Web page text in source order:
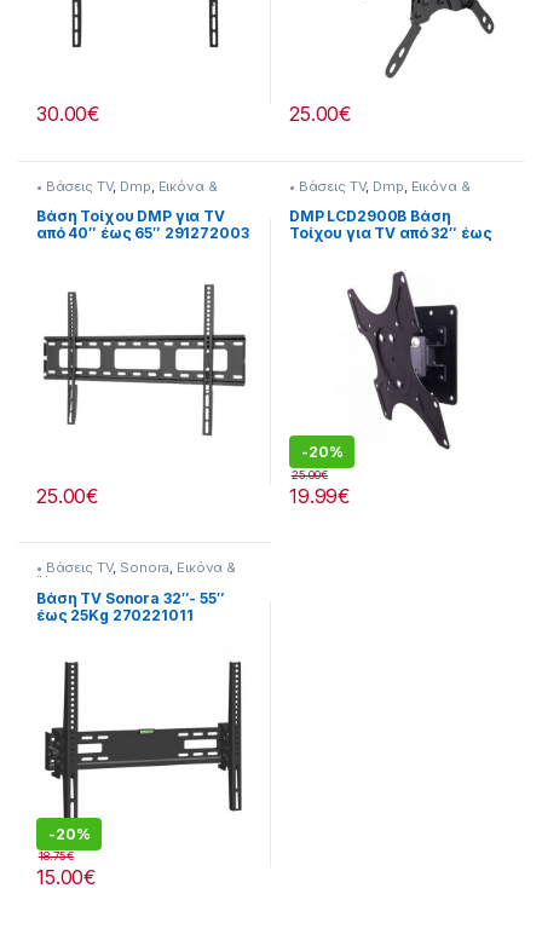
30.00€ 25.00€
• Βάσεις TV, Dmp, Εικόνα &
Βάση Τοίχου DMP για TV
από 40″ έως 65″ 291272003
25.00€
• Βάσεις TV, Dmp, Εικόνα &
DMP LCD2900B Βάση
Τοίχου για TV από 32″ έως
-20%
19.99€
25.00€
• Βάσεις TV, Sonora, Εικόνα &
Ήχος
Βάση TV Sonora 32″- 55″
έως 25Kg 270221011
-20%
15.00€
18.75€